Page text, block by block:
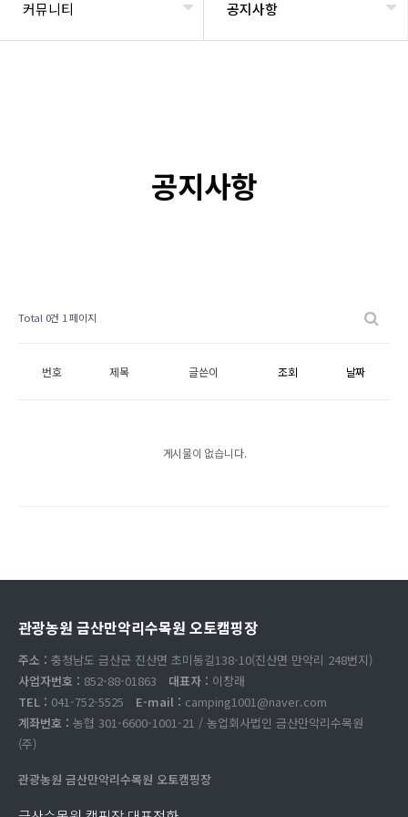
커뮤니티 공지사항
공지사항
Total 0건 1 페이지
번호 제목 글쓴이 조회 날짜
게시물이 없습니다.
관광농원 금산만악리수목원 오토캠핑장
주소 : 충청남도 금산군 진산면 초미동길138-10(진산면 만악리 248번지)
사업자번호 : 852-88-01863 대표자 : 이창래
TEL : 041-752-5525 E-mail : camping1001@naver.com
계좌번호 : 농협 301-6600-1001-21 / 농업회사법인 금산만악리수목원
(주)
관광농원 금산만악리수목원 오토캠핑장